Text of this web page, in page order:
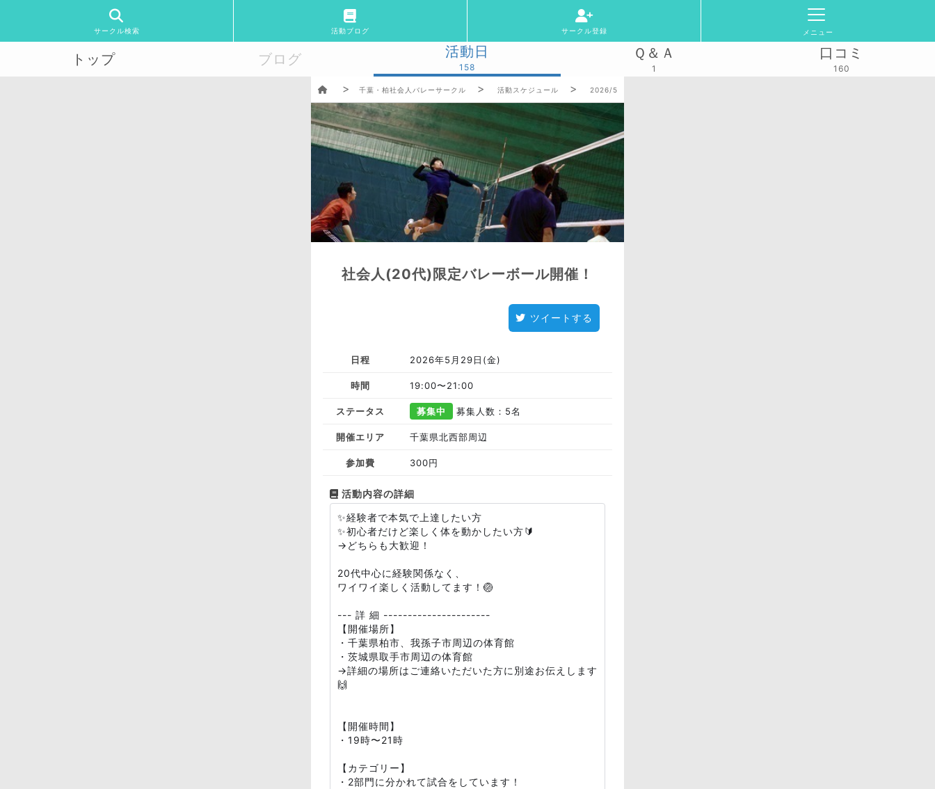
サークル検索 活動ブログ サークル登録 メニュー
トップ ブログ 活動日
158
Ｑ＆Ａ
1
口コミ
160
千葉・柏社会人バレーサークル 活動スケジュール 2026/5/29(金)
社会人(20代)限定バレーボール開催！
ツイートする
日程 2026年5月29日(金)
時間 19:00〜21:00
ステータス 募集中 募集人数：5名
開催エリア 千葉県北西部周辺
参加費 300円
活動内容の詳細
✨経験者で本気で上達したい方
✨初心者だけど楽しく体を動かしたい方🔰
→どちらも大歓迎！
20代中心に経験関係なく、
ワイワイ楽しく活動してます！🏐
--- 詳 細 ----------------------
【開催場所】
・千葉県柏市、我孫子市周辺の体育館
・茨城県取手市周辺の体育館
→詳細の場所はご連絡いただいた方に別途お伝えします
🙌
【開催時間】
・19時〜21時
【カテゴリー】
・2部門に分かれて試合をしています！